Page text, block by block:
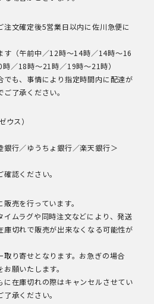
文確定後5営業日以内に佐川急便に
す（午前中／12時～14時／14時～16
／18時～21時／19時～21時）
でも、事情により指定時間内に配達が
了承ください。
ウス）
銀行／ゆうちょ銀行／楽天銀行＞
確認ください。
売を行っています。
ムラグや同時注文などにより、発送
庫切れで販売が出来なくなる可能性が
取り寄せとなります。お急ぎの場合
願いたします。
在庫切れの際はキャンセルさせてい
承ください。